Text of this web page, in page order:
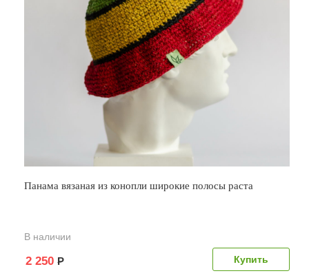
Панама вязаная из конопли широкие полосы раста
В наличии
2 250 Р